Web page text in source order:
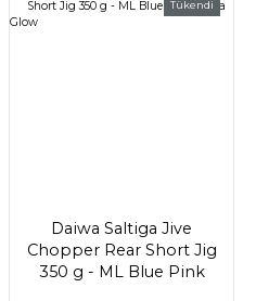
Tükendi
Daiwa Saltiga Jive
Chopper Rear Short Jig
350 g - ML Blue Pink